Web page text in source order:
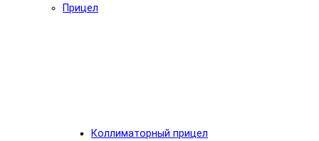
Прицел
Коллиматорный прицел